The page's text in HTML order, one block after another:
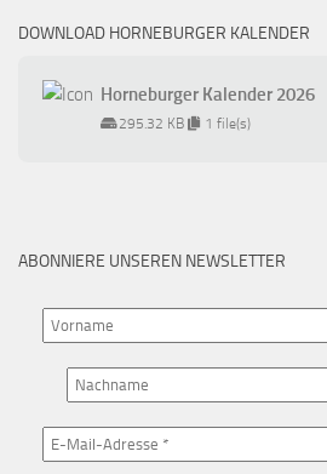
DOWNLOAD HORNEBURGER KALENDER
Horneburger Kalender 2026
295.32 KB 1 file(s)
ABONNIERE UNSEREN NEWSLETTER